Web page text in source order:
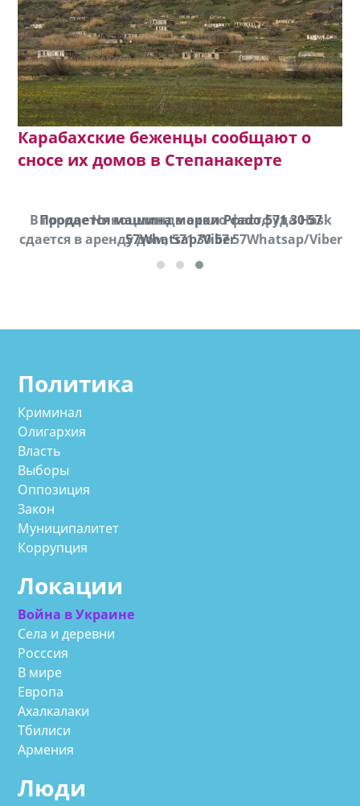
Карабахские беженцы сообщают о
сносе их домов в Степанакерте
В городе Ниноцминда около фастфуда Hask
cдается в аренду дом, 571 30 57 57Whatsap/Viber
Продается машина марки Prado,571 30 57
57Whatsap/Viber
Политика
Криминал
Олигархия
Власть
Выборы
Оппозиция
Закон
Муниципалитет
Коррупция
Локации
Война в Украине
Села и деревни
Росссия
В мире
Европа
Ахалкалаки
Тбилиси
Армения
Люди